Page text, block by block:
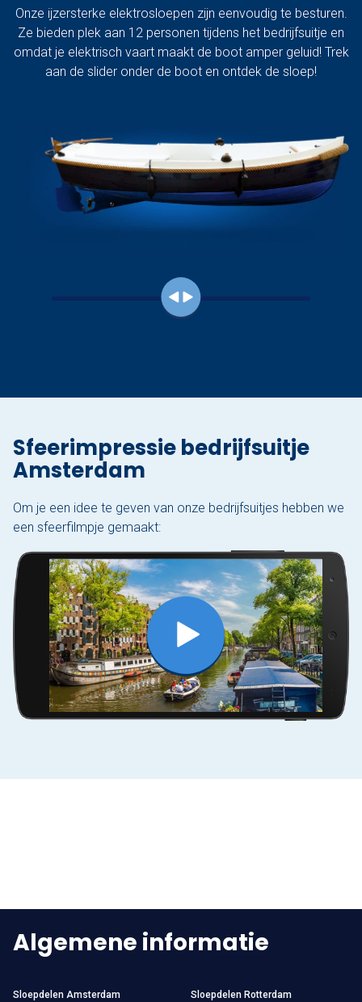
Onze ijzersterke elektrosloepen zijn eenvoudig te besturen.
Ze bieden plek aan 12 personen tijdens het bedrijfsuitje en
omdat je elektrisch vaart maakt de boot amper geluid! Trek
aan de slider onder de boot en ontdek de sloep!
Sfeerimpressie bedrijfsuitje
Amsterdam
Om je een idee te geven van onze bedrijfsuitjes hebben we
een sfeerfilmpje gemaakt:
Algemene informatie
Sloepdelen Amsterdam
Sloepdelen Rotterdam